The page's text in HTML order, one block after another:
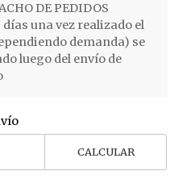
DE PEDIDOS
una vez realizado el
demanda) se
luego del envío de
CALCULAR